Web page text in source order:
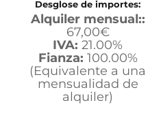
Desglose de importes:
Alquiler mensual::
67,00€
IVA: 21.00%
Fianza: 100.00%
(Equivalente a una
mensualidad de
alquiler)